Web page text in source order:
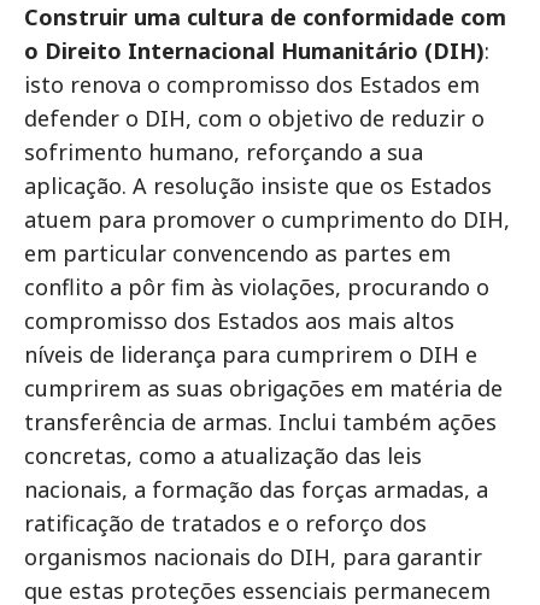
Construir uma cultura de conformidade com
o Direito Internacional Humanitário (DIH):
isto renova o compromisso dos Estados em
defender o DIH, com o objetivo de reduzir o
sofrimento humano, reforçando a sua
aplicação. A resolução insiste que os Estados
atuem para promover o cumprimento do DIH,
em particular convencendo as partes em
conflito a pôr fim às violações, procurando o
compromisso dos Estados aos mais altos
níveis de liderança para cumprirem o DIH e
cumprirem as suas obrigações em matéria de
transferência de armas. Inclui também ações
concretas, como a atualização das leis
nacionais, a formação das forças armadas, a
ratificação de tratados e o reforço dos
organismos nacionais do DIH, para garantir
que estas proteções essenciais permanecem